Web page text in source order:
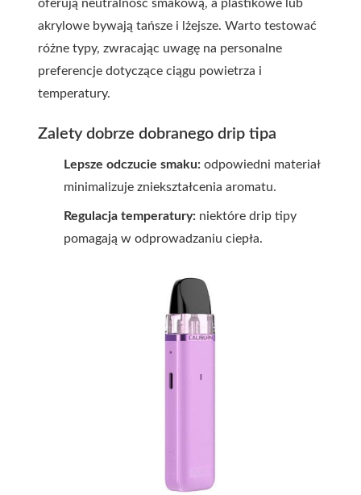
oferują neutralność smakową, a plastikowe lub
akrylowe bywają tańsze i lżejsze. Warto testować
różne typy, zwracając uwagę na personalne
preferencje dotyczące ciągu powietrza i
temperatury.
Zalety dobrze dobranego drip tipa
Lepsze odczucie smaku: odpowiedni materiał
minimalizuje zniekształcenia aromatu.
Regulacja temperatury: niektóre drip tipy
pomagają w odprowadzaniu ciepła.